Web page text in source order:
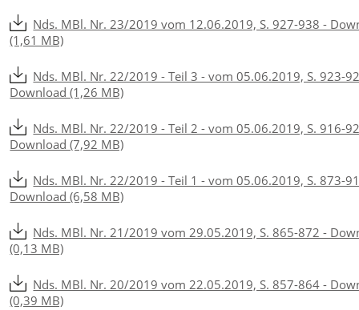
Nds. MBl. Nr. 23/2019 vom 12.06.2019, S. 927-938 -
(1,61 MB)
Nds. MBl. Nr. 22/2019 - Teil 3 - vom 05.06.2019, S. 923-
Download (1,26 MB)
Nds. MBl. Nr. 22/2019 - Teil 2 - vom 05.06.2019, S. 916-
Download (7,92 MB)
Nds. MBl. Nr. 22/2019 - Teil 1 - vom 05.06.2019, S. 873-
Download (6,58 MB)
Nds. MBl. Nr. 21/2019 vom 29.05.2019, S. 865-872 -
(0,13 MB)
Nds. MBl. Nr. 20/2019 vom 22.05.2019, S. 857-864 -
(0,39 MB)